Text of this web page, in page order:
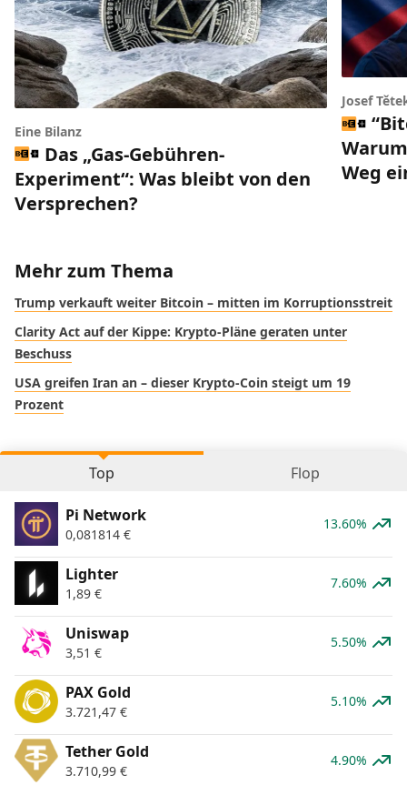
Eine Bilanz
Das „Gas-Gebühren-
Experiment“: Was bleibt von den
Versprechen?
Josef
Weg
Mehr zum Thema
Trump verkauft weiter Bitcoin – mitten im Korruptionsstreit
Clarity Act auf der Kippe: Krypto-Pläne geraten unter
Beschuss
USA greifen Iran an – dieser Krypto-Coin steigt um 19
Prozent
Top Flop
Pi Network
0,081814 €
13.60%
Lighter
1,89 €
7.60%
Uniswap
3,51 €
5.50%
PAX Gold
3.721,47 €
5.10%
Tether Gold
3.710,99 €
4.90%